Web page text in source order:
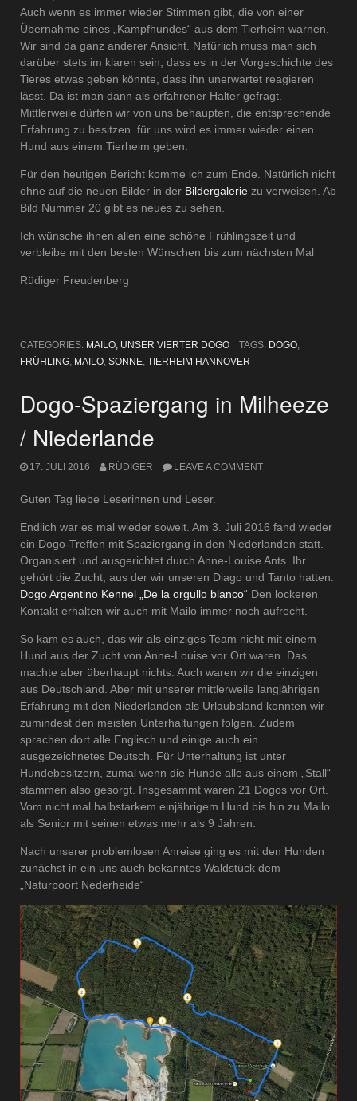
Auch wenn es immer wieder Stimmen gibt, die von einer
Übernahme eines „Kampfhundes“ aus dem Tierheim warnen.
Wir sind da ganz anderer Ansicht. Natürlich muss man sich
darüber stets im klaren sein, dass es in der Vorgeschichte des
Tieres etwas geben könnte, dass ihn unerwartet reagieren
lässt. Da ist man dann als erfahrener Halter gefragt.
Mittlerweile dürfen wir von uns behaupten, die entsprechende
Erfahrung zu besitzen. für uns wird es immer wieder einen
Hund aus einem Tierheim geben.
Für den heutigen Bericht komme ich zum Ende. Natürlich nicht
ohne auf die neuen Bilder in der Bildergalerie zu verweisen. Ab
Bild Nummer 20 gibt es neues zu sehen.
Ich wünsche ihnen allen eine schöne Frühlingszeit und
verbleibe mit den besten Wünschen bis zum nächsten Mal
Rüdiger Freudenberg
CATEGORIES: MAILO, UNSER VIERTER DOGO TAGS: DOGO,
FRÜHLING, MAILO, SONNE, TIERHEIM HANNOVER
Dogo-Spaziergang in Milheeze
/ Niederlande
17. JULI 2016 RÜDIGER LEAVE A COMMENT
Guten Tag liebe Leserinnen und Leser.
Endlich war es mal wieder soweit. Am 3. Juli 2016 fand wieder
ein Dogo-Treffen mit Spaziergang in den Niederlanden statt.
Organisiert und ausgerichtet durch Anne-Louise Ants. Ihr
gehört die Zucht, aus der wir unseren Diago und Tanto hatten.
Dogo Argentino Kennel „De la orgullo blanco“ Den lockeren
Kontakt erhalten wir auch mit Mailo immer noch aufrecht.
So kam es auch, das wir als einziges Team nicht mit einem
Hund aus der Zucht von Anne-Louise vor Ort waren. Das
machte aber überhaupt nichts. Auch waren wir die einzigen
aus Deutschland. Aber mit unserer mittlerweile langjährigen
Erfahrung mit den Niederlanden als Urlaubsland konnten wir
zumindest den meisten Unterhaltungen folgen. Zudem
sprachen dort alle Englisch und einige auch ein
ausgezeichnetes Deutsch. Für Unterhaltung ist unter
Hundebesitzern, zumal wenn die Hunde alle aus einem „Stall“
stammen also gesorgt. Insgesammt waren 21 Dogos vor Ort.
Vom nicht mal halbstarkem einjährigem Hund bis hin zu Mailo
als Senior mit seinen etwas mehr als 9 Jahren.
Nach unserer problemlosen Anreise ging es mit den Hunden
zunächst in ein uns auch bekanntes Waldstück dem
„Naturpoort Nederheide“